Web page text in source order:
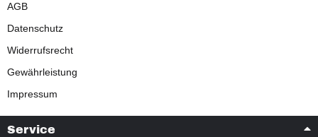
AGB
Datenschutz
Widerrufsrecht
Gewährleistung
Impressum
Service